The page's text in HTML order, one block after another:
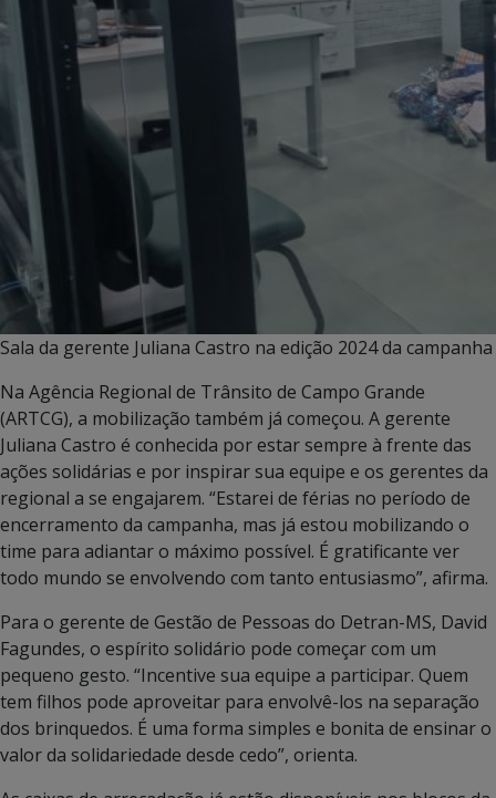
Sala da gerente Juliana Castro na edição 2024 da campanha
Na Agência Regional de Trânsito de Campo Grande
(ARTCG), a mobilização também já começou. A gerente
Juliana Castro é conhecida por estar sempre à frente das
ações solidárias e por inspirar sua equipe e os gerentes da
regional a se engajarem. “Estarei de férias no período de
encerramento da campanha, mas já estou mobilizando o
time para adiantar o máximo possível. É gratificante ver
todo mundo se envolvendo com tanto entusiasmo”, afirma.
Para o gerente de Gestão de Pessoas do Detran-MS, David
Fagundes, o espírito solidário pode começar com um
pequeno gesto. “Incentive sua equipe a participar. Quem
tem filhos pode aproveitar para envolvê-los na separação
dos brinquedos. É uma forma simples e bonita de ensinar o
valor da solidariedade desde cedo”, orienta.